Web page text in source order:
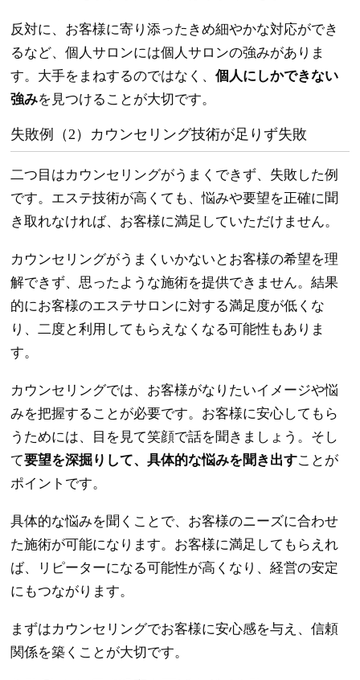
反対に、お客様に寄り添ったきめ細やかな対応ができ
るなど、個人サロンには個人サロンの強みがありま
す。大手をまねするのではなく、個人にしかできない
強みを見つけることが大切です。
失敗例（2）カウンセリング技術が足りず失敗
二つ目はカウンセリングがうまくできず、失敗した例
です。エステ技術が高くても、悩みや要望を正確に聞
き取れなければ、お客様に満足していただけません。
カウンセリングがうまくいかないとお客様の希望を理
解できず、思ったような施術を提供できません。結果
的にお客様のエステサロンに対する満足度が低くな
り、二度と利用してもらえなくなる可能性もありま
す。
カウンセリングでは、お客様がなりたいイメージや悩
みを把握することが必要です。お客様に安心してもら
うためには、目を見て笑顔で話を聞きましょう。そし
て要望を深掘りして、具体的な悩みを聞き出すことが
ポイントです。
具体的な悩みを聞くことで、お客様のニーズに合わせ
た施術が可能になります。お客様に満足してもらえれ
ば、リピーターになる可能性が高くなり、経営の安定
にもつながります。
まずはカウンセリングでお客様に安心感を与え、信頼
関係を築くことが大切です。